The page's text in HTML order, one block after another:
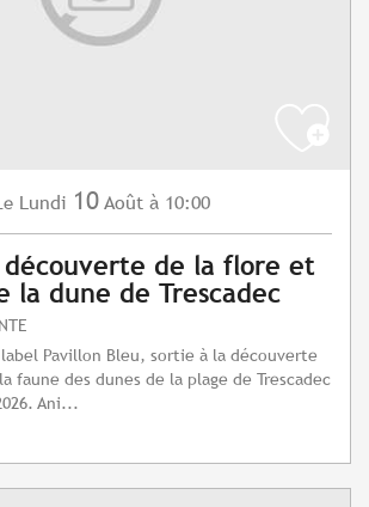
Lundi 10 Août à 10:00
découverte de la flore et
la dune de Trescadec
Pavillon Bleu, sortie à la découverte
faune des dunes de la plage de Trescadec
Ani...